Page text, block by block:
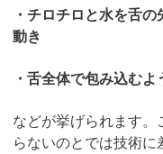
・チロチロと水を舌
動き
・舌全体で包み込む
などが挙げられます
らないのとでは技術に